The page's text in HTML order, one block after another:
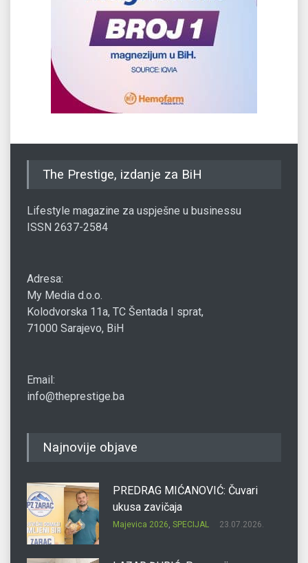
The Prestige, izdanje za BiH
Lifestyle magazine za uspješne u businessu
ISSN 2637-2584
Adresa:
My Media d.o.o.
Kolodvorska 11a, TC Šentada I sprat,
71000 Sarajevo, BiH
Email:
info@theprestige.ba
Najnovije objave
PREDRAG MIĆANOVIĆ: Čuvari
ukusa zavičaja
Majevica 2026, SPECIJAL 23.07.2026.